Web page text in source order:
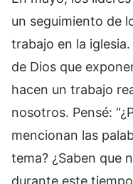
un seguimiento de
trabajo en la
de Dios que
hacen un trabajo
nosotros. Pensé:
mencionan las
tema? ¿Saben que
durante este